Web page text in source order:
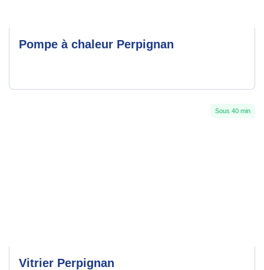
Pompe à chaleur Perpignan
Sous 40 min
Vitrier Perpignan